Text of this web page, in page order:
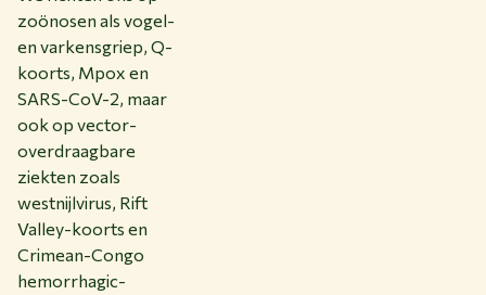
zoönosen als vogel-
en varkensgriep, Q-
koorts, Mpox en
SARS-CoV-2, maar
ook op vector-
overdraagbare
ziekten zoals
westnijlvirus, Rift
Valley-koorts en
Crimean-Congo
hemorrhagic-